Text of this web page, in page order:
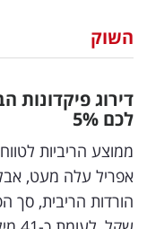
וצרכנות
דיגיטל
וטק
שיווק
ופרסום
השוק
דירוג
לכם 5 %
אפריל עלה מעט,